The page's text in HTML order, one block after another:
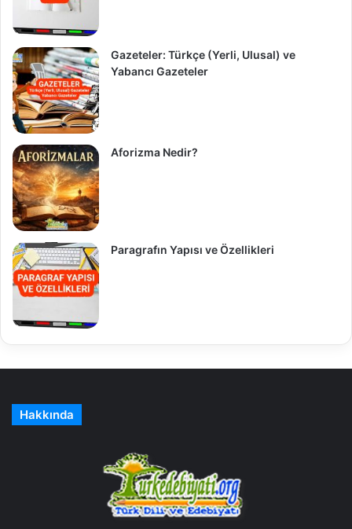
Gazeteler: Türkçe (Yerli, Ulusal) ve
Yabancı Gazeteler
Aforizma Nedir?
Paragrafın Yapısı ve Özellikleri
Hakkında